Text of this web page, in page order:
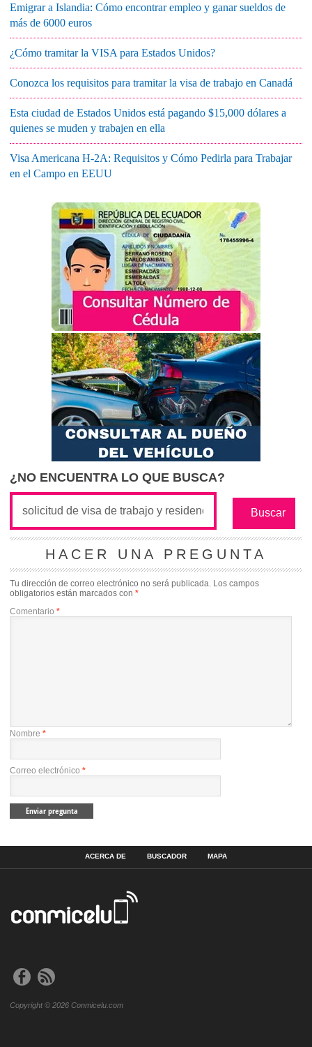
Emigrar a Islandia: Cómo encontrar empleo y ganar sueldos de
más de 6000 euros
¿Cómo tramitar la VISA para Estados Unidos?
Conozca los requisitos para tramitar la visa de trabajo en Canadá
Esta ciudad de Estados Unidos está pagando $15,000 dólares a
quienes se muden y trabajen en ella
Visa Americana H-2A: Requisitos y Cómo Pedirla para Trabajar
en el Campo en EEUU
¿NO ENCUENTRA LO QUE BUSCA?
HACER UNA PREGUNTA
Tu dirección de correo electrónico no será publicada. Los campos
obligatorios están marcados con *
Comentario *
Nombre *
Correo electrónico *
ACERCA DE BUSCADOR MAPA
Copyright © 2026 Conmicelu.com